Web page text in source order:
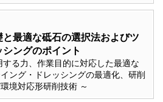
最適な砥石の選択法およびツ
ングのポイント
する力、作業目的に対応した最適な
ング・ドレッシングの最適化、研削
境対応形研削技術 ～